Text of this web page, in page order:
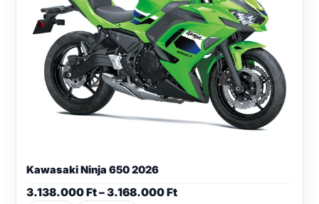
Kawasaki Ninja 650 2026
3.138.000Ft–3.168.000FtÁrtartomány: